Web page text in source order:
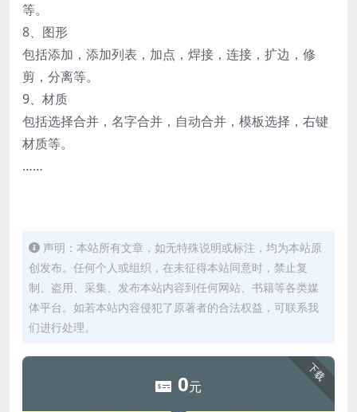
等。
8、图形
包括添加，添加列表，加点，焊接，连接，扩边，修
剪，分离等。
9、材质
包括选择合并，名字合并，自动合并，模板选择，右键
材质等。
……
声明：本站所有文章，如无特殊说明或标注，均为本站原
创发布。任何个人或组织，在未征得本站同意时，禁止复
制、盗用、采集、发布本站内容到任何网站、书籍等各类媒
体平台。如若本站内容侵犯了原著者的合法权益，可联系我
们进行处理。
下载
0元